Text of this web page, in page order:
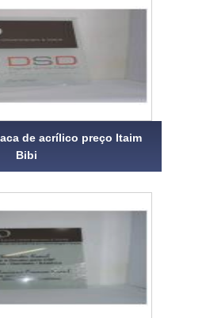
de acrílico preço Itaim
Bibi